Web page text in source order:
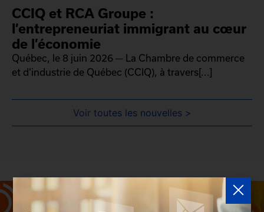
CCIQ et RCA Groupe :
l’entrepreneuriat immigrant au cœur
de l’économie
Québec, le 8 juin 2026 — La Chambre de commerce
et d’industrie de Québec (CCIQ), à travers[...]
Voir toutes les nouvelles >